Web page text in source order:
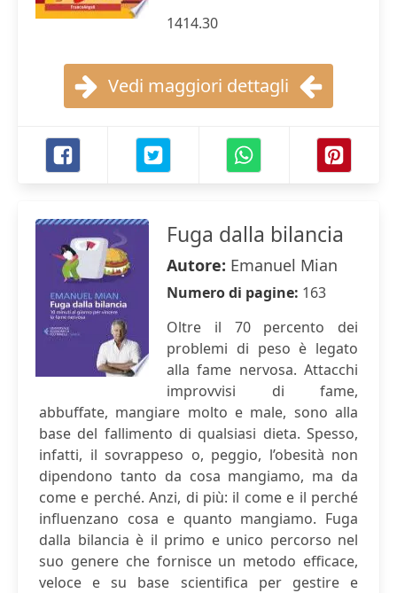
1414.30
Vedi maggiori dettagli
Fuga dalla bilancia
Autore: Emanuel Mian
Numero di pagine: 163
Oltre il 70 percento dei
problemi di peso è legato
alla fame nervosa. Attacchi
improvvisi di fame,
abbuffate, mangiare molto e male, sono alla
base del fallimento di qualsiasi dieta. Spesso,
infatti, il sovrappeso o, peggio, l’obesità non
dipendono tanto da cosa mangiamo, ma da
come e perché. Anzi, di più: il come e il perché
influenzano cosa e quanto mangiamo. Fuga
dalla bilancia è il primo e unico percorso nel
suo genere che fornisce un metodo efficace,
veloce e su base scientifica per gestire e